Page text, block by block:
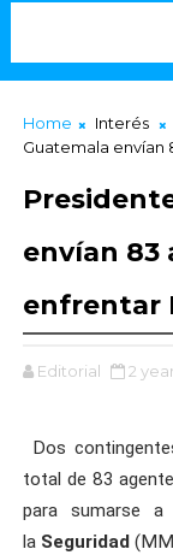
Home Interés
Guatemala envían
envían 83
enfrentar
Editorial 2
Dos
total de 83
para sumarse a
la Seguridad